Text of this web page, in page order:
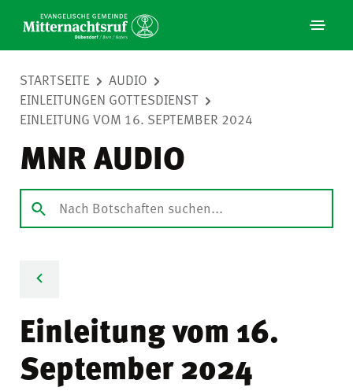
STARTSEITE
AUDIO
EINLEITUNGEN GOTTESDIENST
EINLEITUNG VOM 16. SEPTEMBER 2024
MNR AUDIO
Einleitung vom 16.
September 2024